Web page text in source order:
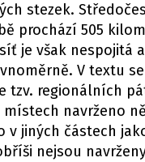
stezek.
prochází 505
je však nespojitá
V textu
tzv. regionálních
místech navrženo
v jiných částech
nejsou